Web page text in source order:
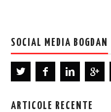
SOCIAL MEDIA BOGDAN
ARTICOLE RECENTE